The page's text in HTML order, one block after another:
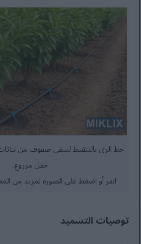
خط الري بالتنقيط لسقي صفوف من
حقل مزروع.
انقر أو اضغط على الصورة لمزيد من
توصيات التسميد